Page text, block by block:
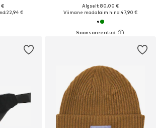
€
22,94 €
Algselt: 80,00 €
Viimane madalaim hind:47,90 €